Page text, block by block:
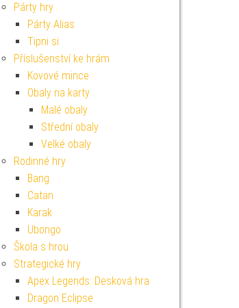
Párty hry
Párty Alias
Tipni si
Příslušenství ke hrám
Kovové mince
Obaly na karty
Malé obaly
Střední obaly
Velké obaly
Rodinné hry
Bang
Catan
Karak
Ubongo
Škola s hrou
Strategické hry
Apex Legends: Desková hra
Dragon Eclipse